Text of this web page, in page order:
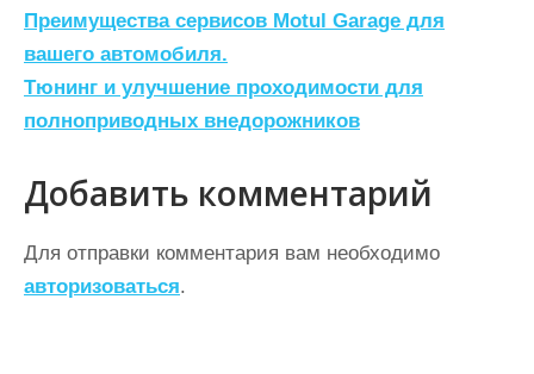
Н
а
в
и
г
а
ц
и
Преимущества сервисов Motul Garage для
вашего автомобиля.
Тюнинг и улучшение проходимости для
полноприводных внедорожников
Добавить комментарий
Для отправки комментария вам необходимо
авторизоваться.